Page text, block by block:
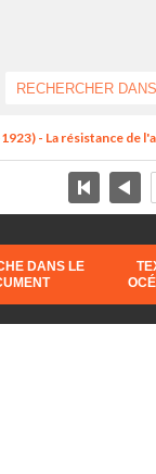
- La résistance de
DANS LE